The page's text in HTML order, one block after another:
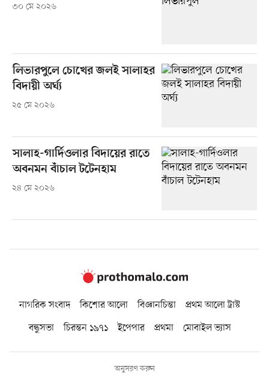
৩০ মে ২০২৬
লিভারপুলে চোখের জলই সালাহর
বিদায়ী অর্ঘ্য
২৫ মে ২০২৬
সালাহ-গার্দিওলার বিদায়ের রাতে
অবনমন বাঁচাল টটেনহাম
২৪ মে ২০২৬
নাগরিক সংবাদ কিশোর আলো বিজ্ঞানচিন্তা
প্রথম আলো ট্রাস্ট
বন্ধুসভা
চিরন্তন ১৯৭১ ইপেপার প্রথমা মোবাইল ভ্যাস
অনুসরণ করুন